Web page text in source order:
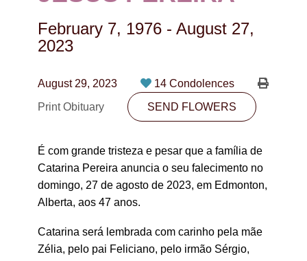
CONTACT
PLAN NOW
SEND FLOWERS
February 7, 1976 - August 27,
2023
August 29, 2023
14 Condolences
Print Obituary
SEND FLOWERS
É com grande tristeza e pesar que a família de
Catarina Pereira anuncia o seu falecimento no
domingo, 27 de agosto de 2023, em Edmonton,
Alberta, aos 47 anos.
Catarina será lembrada com carinho pela mãe
Zélia, pelo pai Feliciano, pelo irmão Sérgio,